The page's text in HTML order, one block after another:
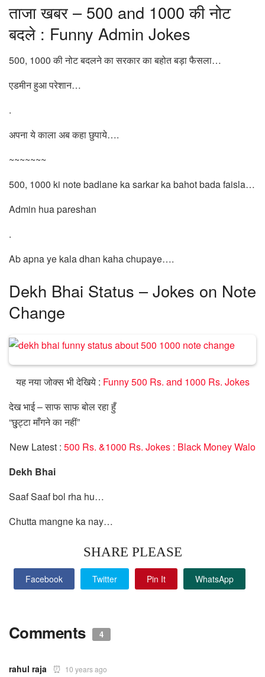
ताजा खबर – 500 and 1000 की नोट
बदले : Funny Admin Jokes
500, 1000 की नोट बदलने का सरकार का बहोत बड़ा फैसला…
एडमीन हुआ परेशान…
.
अपना ये काला अब कहा छुपाये….
~~~~~~~
500, 1000 ki note badlane ka sarkar ka bahot bada faisla…
Admin hua pareshan
.
Ab apna ye kala dhan kaha chupaye….
Dekh Bhai Status – Jokes on Note
Change
यह नया जोक्स भी देखिये : Funny 500 Rs. and 1000 Rs. Jokes
देख भाई – साफ साफ बोल रहा हुँ
“छु्ट्टा माँगने का नहीं”
New Latest : 500 Rs. &1000 Rs. Jokes : Black Money Walo
Dekh Bhai
Saaf Saaf bol rha hu…
Chutta mangne ka nay…
SHARE PLEASE
Facebook Twitter Pin It WhatsApp
Comments 4
rahul raja 10 years ago